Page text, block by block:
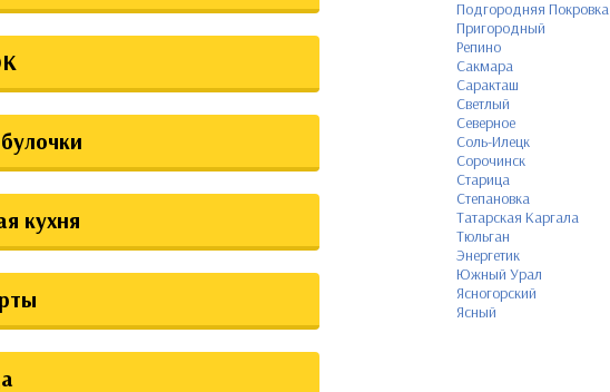
кухня
Подгородняя Покровка
Пригородный
Репино
Сакмара
Саракташ
Светлый
Северное
Соль-Илецк
Сорочинск
Старица
Степановка
Татарская Каргала
Тюльган
Энергетик
Южный Урал
Ясногорский
Ясный